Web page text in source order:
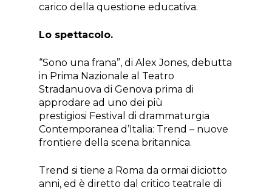
carico della questione educativa.
Lo spettacolo.
“Sono una frana”, di Alex Jones, debutta
in Prima Nazionale al Teatro
Stradanuova di Genova prima di
approdare ad uno dei più
prestigiosi Festival di drammaturgia
Contemporanea d’Italia: Trend – nuove
frontiere della scena britannica.
Trend si tiene a Roma da ormai diciotto
anni, ed è diretto dal critico teatrale di